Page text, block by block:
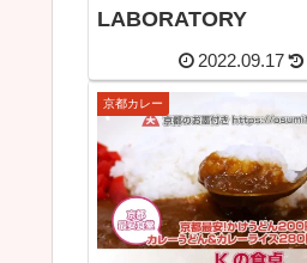
LABORATORY
2022.09.17
京都カレー